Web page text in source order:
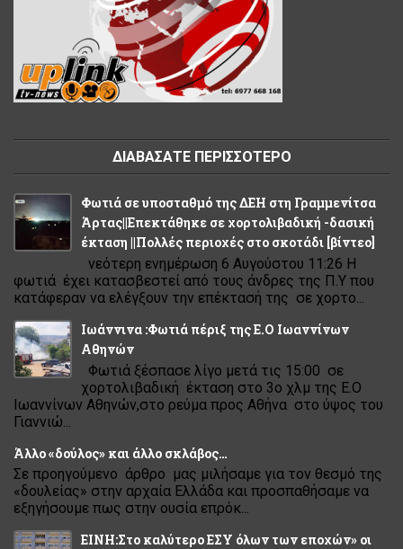
ΔΙΑΒΑΣΑΤΕ ΠΕΡΙΣΣΟΤΕΡΟ
Φωτιά σε υποσταθμό της ΔΕΗ στη Γραμμενίτσα
Άρτας||Επεκτάθηκε σε χορτολιβαδική -δασική
έκταση ||Πολλές περιοχές στο σκοτάδι [βίντεο]
νεότερη ενημέρωση 6 Αυγούστου 11:26 Η
φωτιά έχει κατασβεστεί από τους άνδρες της Π.Υ που
κατάφεραν να ελέγξουν την επέκτασή της σε χορτο...
Ιωάννινα :Φωτιά πέριξ της Ε.Ο Ιωαννίνων
Αθηνών
Φωτιά ξέσπασε λίγο μετά τις 15:00 σε
χορτολιβαδική έκταση στο 3ο χλμ της Ε.Ο
Ιωαννίνων Αθηνών,στο ρεύμα προς Αθήνα στο ύψος του
Γιαννιώ...
Άλλο «δούλος» και άλλο σκλάβος…
Σε προηγούμενο άρθρο μας μιλήσαμε για τον θεσμό της
«δουλείας» στην αρχαία Ελλάδα και προσπαθήσαμε να
εξηγήσουμε πως στην ουσία επρόκ...
ΕΙΝΗ:Στο καλύτερο ΕΣΥ όλων των εποχών» οι